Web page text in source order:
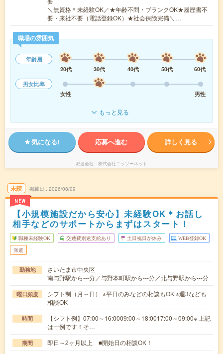
＼無資格＊未経験OK／★年齢不問・ブランクOK★履歴書不
要・来社不要（電話登録OK）★社会保険完備＼…
職場の雰囲気
年齢層
20代
30代 40代 50代
60代
男女比率
女性
男性
もっと見る
気になる! 応募へ進む 詳しく見る
派遣会社 株式会社ニッソーネット
未読
NEW
掲載日 2026/08/09
【小規模施設だから安心】未経験OK＊お話し
相手などのサポートからまずはスタート！
職種未経験OK 交通費別途支給あり 土日祝日が休み WEB登録OK
派遣
勤務地
さいたま市中央区
南与野駅から---分／与野本町駅から---分／北与野駅から---分
曜日頻度
シフト制（月～日） ※平日のみなどの相談もOK ※週3なども
相談OK
時間
【シフト例】07:00～16:0009:00～18:0017:00～09:00※ 上記
は一例です！そ…
期間 即日～2ヶ月以上 ■開始日の相談OK！